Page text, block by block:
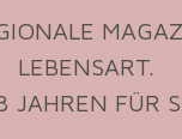
LEBENSART.
JAHREN FÜR